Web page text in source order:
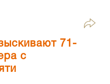
71-
с